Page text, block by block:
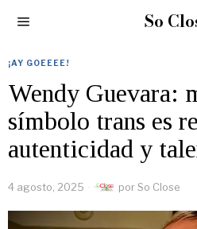
So
¡AY GOEEEE!
Wendy Guevara:
símbolo trans es
autenticidad y
4 agosto, 2025 porSo Close